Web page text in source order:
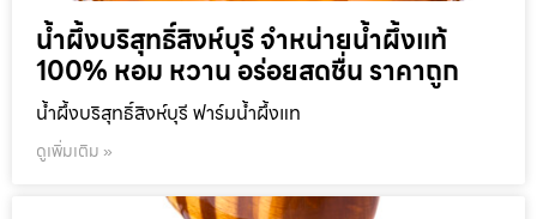
น้ำผึ้งบริสุทธิ์สิงห์บุรี จำหน่ายน้ำผึ้งแท้
100% หอม หวาน อร่อยสดชื่น ราคาถูก
น้ำผึ้งบริสุทธิ์สิงห์บุรี ฟาร์มน้ำผึ้งแท
ดูเพิ่มเติม »